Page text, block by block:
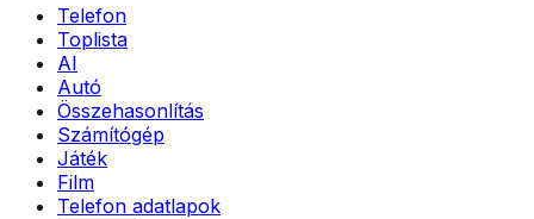
Telefon
Toplista
AI
Autó
Összehasonlítás
Számítógép
Játék
Film
Telefon adatlapok